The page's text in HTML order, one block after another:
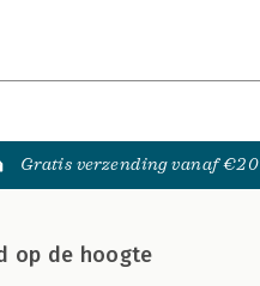
Gratis verzending vanaf €20
op de hoogte